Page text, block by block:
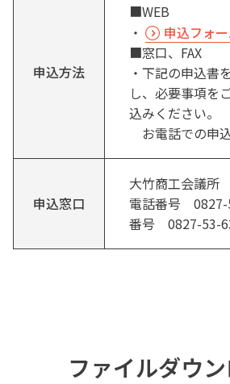
申込方法
■WEB
・
申込フォ
■窓口、FAX
・下記の申込書
し、必要事項を
込みください。
お電話での申
申込窓口
大竹商工会議所
電話番号
番号 0827-53-
ファイルダウ